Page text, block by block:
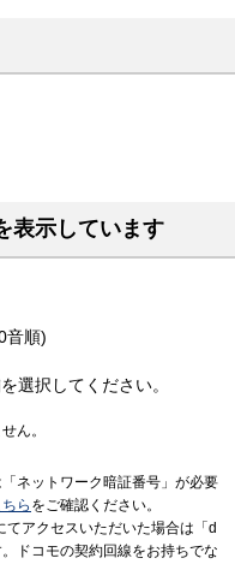
表示しています
音順)
選択してください。
ん。
ネットワーク暗証番号」が必要
ら をご確認ください。
アクセスいただいた場合は「d
ドコモの契約回線をお持ちでな